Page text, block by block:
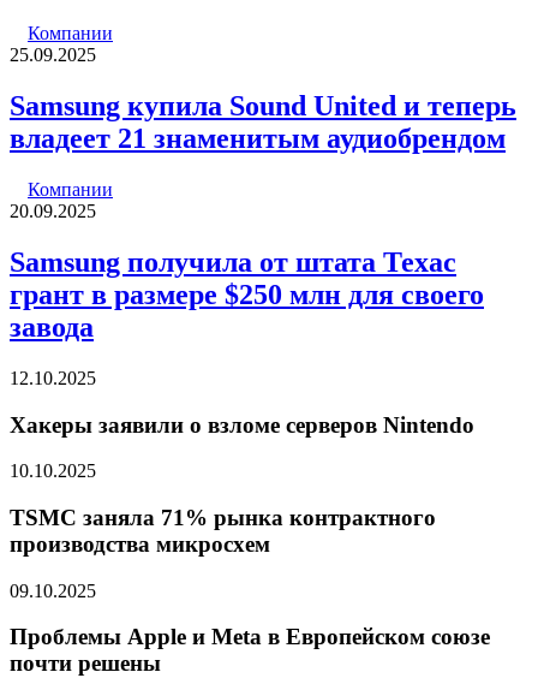
Компании
25.09.2025
Samsung купила Sound United и теперь
владеет 21 знаменитым аудиобрендом
Компании
20.09.2025
Samsung получила от штата Техас
грант в размере $250 млн для своего
завода
12.10.2025
Хакеры заявили о взломе серверов Nintendo
10.10.2025
TSMC заняла 71% рынка контрактного
производства микросхем
09.10.2025
Проблемы Apple и Meta в Европейском союзе
почти решены